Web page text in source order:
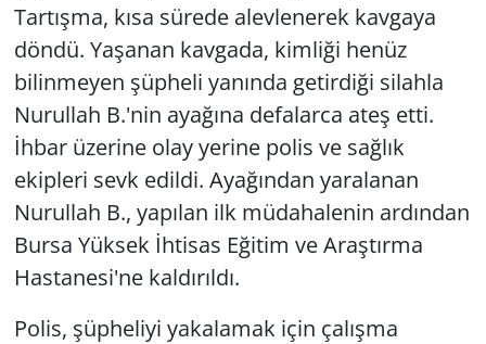
Tartışma, kısa sürede alevlenerek kavgaya
döndü. Yaşanan kavgada, kimliği henüz
bilinmeyen şüpheli yanında getirdiği silahla
Nurullah B.'nin ayağına defalarca ateş etti.
İhbar üzerine olay yerine polis ve sağlık
ekipleri sevk edildi. Ayağından yaralanan
Nurullah B., yapılan ilk müdahalenin ardından
Bursa Yüksek İhtisas Eğitim ve Araştırma
Hastanesi'ne kaldırıldı.
Polis, şüpheliyi yakalamak için çalışma